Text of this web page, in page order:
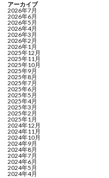
アーカイブ
2026年7月
2026年6月
2026年5月
2026年4月
2026年3月
2026年2月
2026年1月
2025年12月
2025年11月
2025年10月
2025年9月
2025年8月
2025年7月
2025年6月
2025年5月
2025年4月
2025年3月
2025年2月
2025年1月
2024年12月
2024年11月
2024年10月
2024年9月
2024年8月
2024年7月
2024年6月
2024年5月
2024年4月